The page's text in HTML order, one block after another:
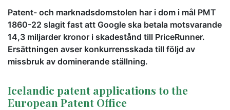
Patent- och marknadsdomstolen har i dom i mål PMT
1860-22 slagit fast att Google ska betala motsvarande
14,3 miljarder kronor i skadestånd till PriceRunner.
Ersättningen avser konkurrensskada till följd av
missbruk av dominerande ställning.
Icelandic patent applications to the
European Patent Office